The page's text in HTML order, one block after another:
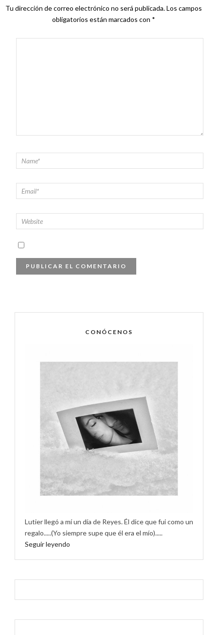
Tu dirección de correo electrónico no será publicada.Los campos
obligatorios están marcados con *
CONÓCENOS
Lutier llegó a mí un día de Reyes. Él dice que fui como un
regalo.....(Yo siempre supe que él era el mío).....
Seguir leyendo